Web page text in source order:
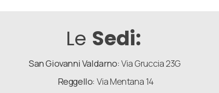
Le Sedi:
San Giovanni Valdarno: Via Gruccia 23G
Reggello: Via Mentana 14